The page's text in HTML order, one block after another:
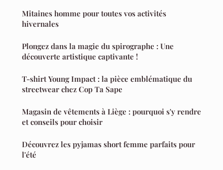
Mitaines homme pour toutes vos activités
hivernales
Plongez dans la magie du spirographe : Une
découverte artistique captivante !
T-shirt Young Impact : la pièce emblématique du
streetwear chez Cop Ta Sape
Magasin de vêtements à Liège : pourquoi s'y rendre
et conseils pour choisir
Découvrez les pyjamas short femme parfaits pour
l'été